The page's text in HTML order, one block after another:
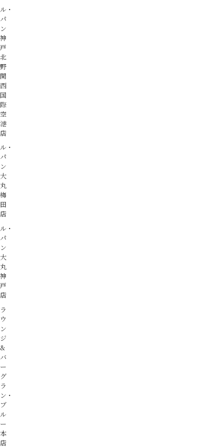
ル・
パ
ン
神
戸
北
野
関
西
国
際
空
港
店
ル・
パ
ン
大
丸
梅
田
店
ル・
パ
ン
大
丸
神
戸
店
ラ
ウ
ン
ジ
&
バ
ー
グ
ラ
ン・
ブ
ル
ー
本
店